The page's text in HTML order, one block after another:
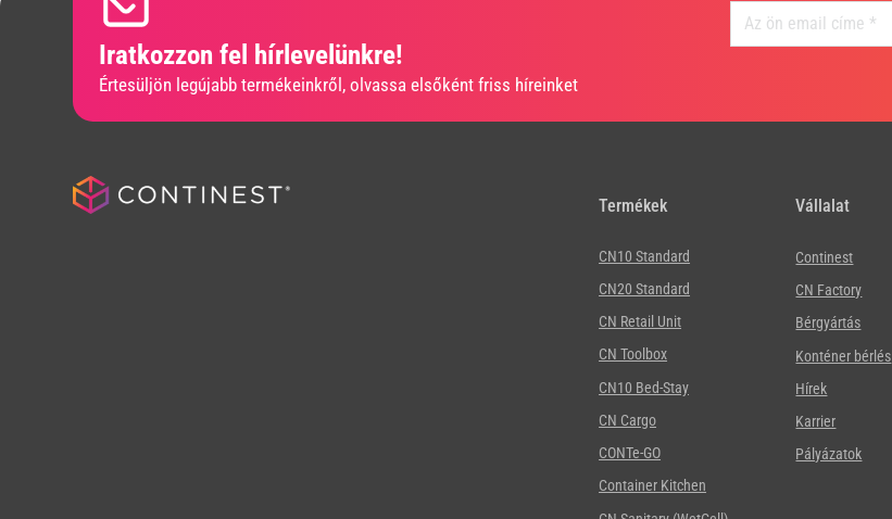
Iratkozzon fel hírlevelünkre!
Értesüljön legújabb termékeinkről, olvassa elsőként friss híreinket
Termékek
CN10 Standard
CN20 Standard
CN Retail Unit
CN Toolbox
CN10 Bed-Stay
CN Cargo
CONTe-GO
Container Kitchen
Vállalat
Continest
CN Factory
Bérgyártás
Konténer bérlés
Hírek
Karrier
Pályázatok